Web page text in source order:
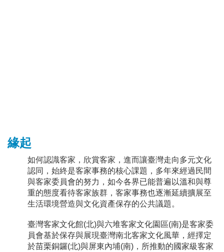
緣起
如何認識客家，欣賞客家，進而讓臺灣走向多元文化
認同，始終是客家事務的核心課題，多年來經過民間
與客家委員會的努力，如今各界已能普遍以溫和與尊
重的態度看待客家族群，客家事務也逐漸延續擴展至
生活環境營造與文化資產保存的公共議題。
臺灣客家文化館(北)與六堆客家文化園區(南)是客家委
員會基於保存與展現臺灣南北客家文化風華，經擇定
於苗栗銅鑼(北)與屏東內埔(南)，所推動的國家級客家